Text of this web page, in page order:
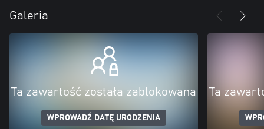
Galeria
Ta zawartość została zablokowana
WPROWADŹ DATĘ URODZENIA
Ta